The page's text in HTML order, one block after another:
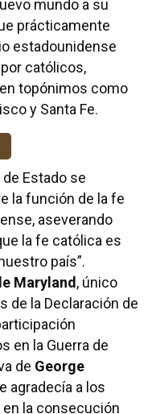
mundo a su
prácticamente
estadounidense
católicos,
topónimos como
y Santa Fe.
Estado se
la función de la fe
aseverando
la fe católica es
país”.
Maryland, único
de la Declaración de
en la Guerra de
de George
agradecía a los
en la consecución